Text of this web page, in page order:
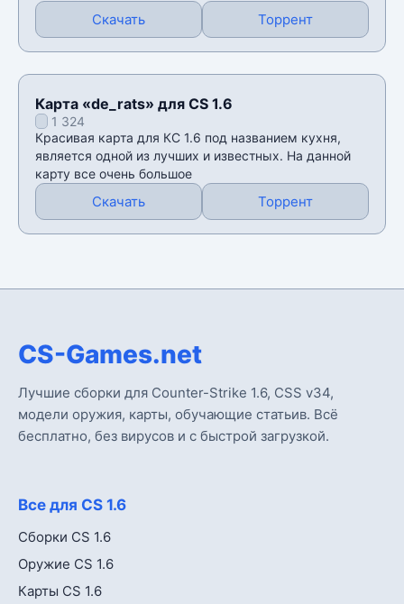
Скачать Торрент
Карта «de_rats» для CS 1.6
1 324
Красивая карта для КС 1.6 под названием кухня,
является одной из лучших и известных. На данной
карту все очень большое
Скачать Торрент
CS-Games.net
Лучшие сборки для Counter-Strike 1.6, CSS v34,
модели оружия, карты, обучающие статьив. Всё
бесплатно, без вирусов и с быстрой загрузкой.
Все для CS 1.6
Сборки CS 1.6
Оружие CS 1.6
Карты CS 1.6